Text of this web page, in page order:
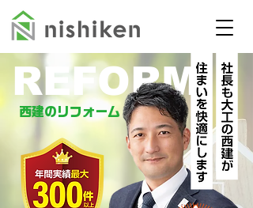
REFORM
西建のリフォーム